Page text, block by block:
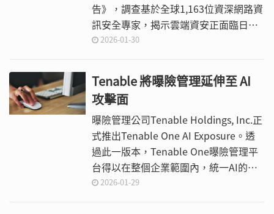
告》，調查基於全球1,163位資深網路資
訊安全專家，揭示雲端資安正面臨日益
擴大的「複雜度落差」（Complexity
度，與資安團隊在即時維持一致的可視
性、偵測與回應能力之間，出現結構性
的失衡。
2026-01-30
Tenable 將曝險管理延伸至 AI
攻擊面
曝險管理公司Tenable Holdings, Inc.正
式推出Tenable One AI Exposure。透
過此一版本，Tenable One曝險管理平
台得以在整個企業範圍內，統一AI的防
護、探索與使用治理，涵蓋SaaS平台、
2026-01-29